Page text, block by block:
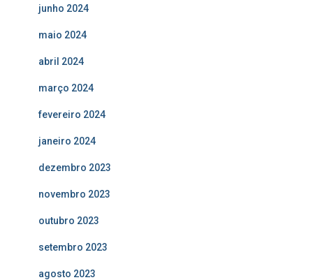
junho 2024
maio 2024
abril 2024
março 2024
fevereiro 2024
janeiro 2024
dezembro 2023
novembro 2023
outubro 2023
setembro 2023
agosto 2023